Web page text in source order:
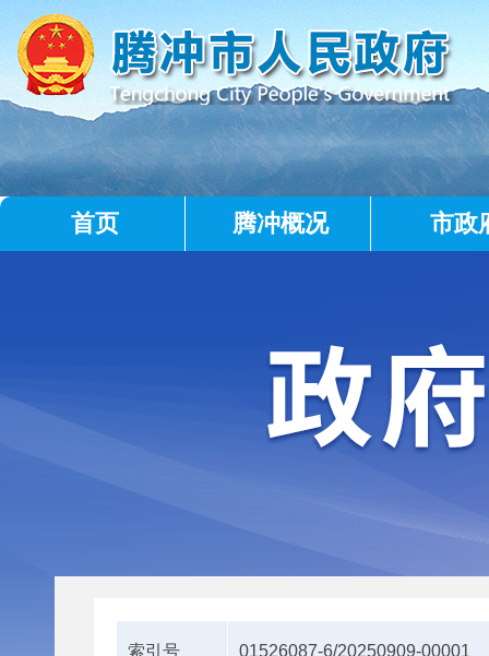
首页 腾冲概况 市政
索引号 01526087-6/20250909-00001